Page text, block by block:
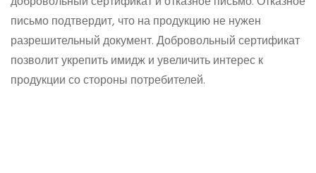
письмо подтвердит, что на продукцию не нужен
разрешительный документ. Добровольный сертификат
позволит укрепить имидж и увеличить интерес к
продукции со стороны потребителей.